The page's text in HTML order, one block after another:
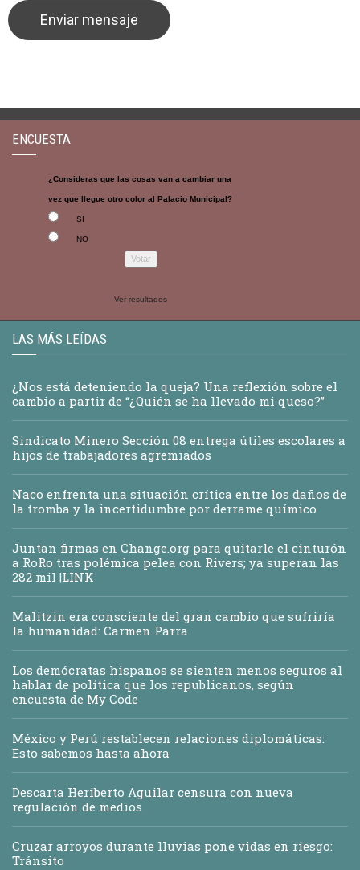
ENCUESTA
¿Consideras que las cosas van a cambiar una
vez que llegue otro color al Palacio Municipal?
SI
NO
Ver resultados
LAS MÁS LEÍDAS
¿Nos está deteniendo la queja? Una reflexión sobre el
cambio a partir de “¿Quién se ha llevado mi queso?”
Sindicato Minero Sección 08 entrega útiles escolares a
hijos de trabajadores agremiados
Naco enfrenta una situación crítica entre los daños de
la tromba y la incertidumbre por derrame químico
Juntan firmas en Change.org para quitarle el cinturón
a RoRo tras polémica pelea con Rivers; ya superan las
282 mil |LINK
Malitzin era consciente del gran cambio que sufriría
la humanidad: Carmen Parra
Los demócratas hispanos se sienten menos seguros al
hablar de política que los republicanos, según
encuesta de My Code
México y Perú restablecen relaciones diplomáticas:
Esto sabemos hasta ahora
Descarta Heriberto Aguilar censura con nueva
regulación de medios
Cruzar arroyos durante lluvias pone vidas en riesgo:
Tránsito